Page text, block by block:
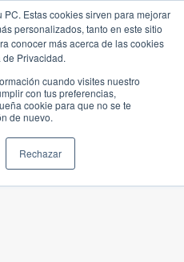
Estas cookies sirven para mejorar
personalizados, tanto en este sitio
conocer más acerca de las cookies
Privacidad.
cuando visites nuestro
con tus preferencias,
cookie para que no se te
de nuevo.
Rechazar